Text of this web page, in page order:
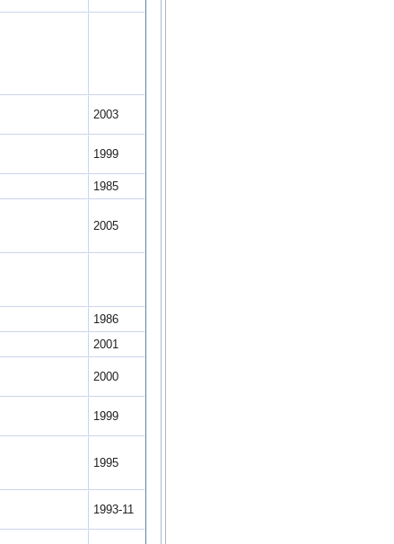
2003
1999
1985
2005
1986
2001
2000
1999
1995
1993-11